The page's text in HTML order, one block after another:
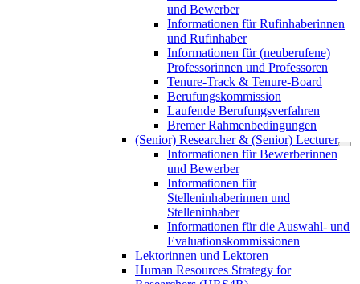
und Bewerber
Informationen für Rufinhaberinnen
und Rufinhaber
Informationen für (neuberufene)
Professorinnen und Professoren
Tenure-Track & Tenure-Board
Berufungskommission
Laufende Berufungsverfahren
Bremer Rahmenbedingungen
(Senior) Researcher & (Senior) Lecturer
Informationen für Bewerberinnen
und Bewerber
Informationen für
Stelleninhaberinnen und
Stelleninhaber
Informationen für die Auswahl- und
Evaluationskommissionen
Lektorinnen und Lektoren
Human Resources Strategy for